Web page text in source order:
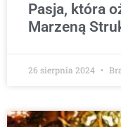
Pasja, która
Marzeną
26 sierpnia 2024